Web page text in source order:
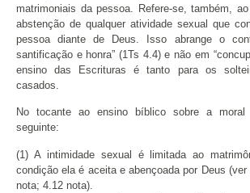
matrimoniais da pessoa. Refere-se, também,
abstenção de qualquer atividade sexual que
pessoa diante de Deus. Isso abrange o
santificação e honra” (1Ts 4.4) e não em
ensino das Escrituras é tanto para os
casados.
No tocante ao ensino bíblico sobre a
seguinte:
(1) A intimidade sexual é limitada ao
condição ela é aceita e abençoada por Deus
nota; 4.12 nota).